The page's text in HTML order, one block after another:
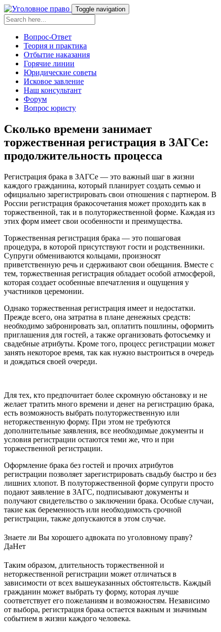
Toggle navigation
Вопрос-Ответ
Теория и практика
Отбытие наказания
Горячие линии
Юридические советы
Исковое завление
Наш консультант
Форум
Вопрос юристу
Сколько времени занимает
торжественная регистрация в ЗАГСе:
продолжительность процесса
Регистрация брака в ЗАГСе — это важный шаг в жизни
каждого гражданина, который планирует создать семью и
официально зарегистрировать свои отношения с партнером. В
России регистрация бракосочетания может проходить как в
торжественной, так и в полуторжественной форме. Каждая из
этих форм имеет свои особенности и преимущества.
Торжественная регистрация брака — это пошаговая
процедура, в которой присутствуют гости и родственники.
Супруги обмениваются кольцами, произносят
приветственную речь и сдерживают свои обещания. Вместе с
тем, торжественная регистрация обладает особой атмосферой,
которая создает особенные впечатления и ощущения у
участников церемонии.
Однако торжественная регистрация имеет и недостатки.
Прежде всего, она затратна в плане денежных средств:
необходимо забронировать зал, оплатить пошлины, оформить
приглашения для гостей, а также организовать фотосъемку и
свадебные атрибуты. Кроме того, процесс регистрации может
занять некоторое время, так как нужно выстроиться в очередь
и дождаться своей очереди.
Для тех, кто предпочитает более скромную обстановку и не
желает тратить много времени и денег на регистрацию брака,
есть возможность выбрать полуторжественную или
неторжественную форму. При этом не требуются
дополнительные заявления, все необходимые документы и
условия регистрации остаются теми же, что и при
торжественной регистрации.
Оформление брака без гостей и прочих атрибутов
регистрации позволяет зарегистрировать свадьбу быстро и без
лишних хлопот. В полуторжественной форме супруги просто
подают заявление в ЗАГС, подписывают документы и
получают свидетельство о заключении брака. Особые случаи,
такие как беременность или необходимость срочной
регистрации, также допускаются в этом случае.
Знаете ли Вы хорошего адвоката по уголовному праву?
ДаНет
Таким образом, длительность торжественной и
неторжественной регистрации может отличаться в
зависимости от всех вышеуказанных обстоятельств. Каждый
гражданин может выбрать ту форму, которая лучше
соответствует его пожеланиям и возможностям. Независимо
от выбора, регистрация брака остается важным и значимым
событием в жизни каждого человека.